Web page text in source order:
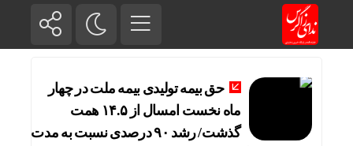
حق بیمه تولیدی بیمه ملت در چهار
ماه نخست امسال از ۱۴.۵ همت
گذشت/ رشد ۹۰ درصدی نسبت به مدت